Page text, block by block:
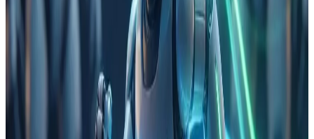
Long Context 长上下文